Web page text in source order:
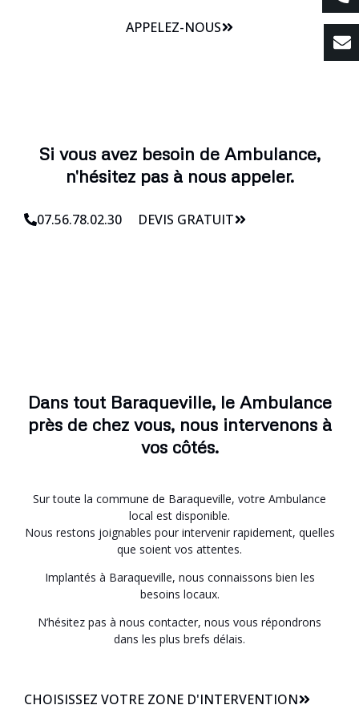
APPELEZ-NOUS
Si vous avez besoin de Ambulance,
n'hésitez pas à nous appeler.
07.56.78.02.30 DEVIS GRATUIT
Dans tout Baraqueville, le Ambulance
près de chez vous, nous intervenons à
vos côtés.
Sur toute la commune de Baraqueville, votre Ambulance
local est disponible.
Nous restons joignables pour intervenir rapidement, quelles
que soient vos attentes.
Implantés à Baraqueville, nous connaissons bien les
besoins locaux.
N’hésitez pas à nous contacter, nous vous répondrons
dans les plus brefs délais.
CHOISISSEZ VOTRE ZONE D'INTERVENTION